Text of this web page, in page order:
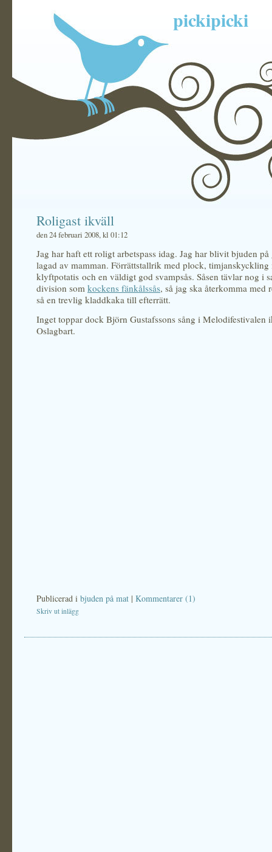
pickipicki
Roligast ikväll
den 24 februari 2008, kl 01:12
Jag har haft ett roligt arbetspass idag. Jag har blivit bjuden på
lagad av mamman. Förrättstallrik med plock, timjanskyckling
klyftpotatis och en väldigt god svampsås. Såsen tävlar nog i
division som kockens fänkålssås, så jag ska återkomma med
så en trevlig kladdkaka till efterrätt.
Inget toppar dock Björn Gustafssons sång i Melodifestivalen
Oslagbart.
Publicerad i bjuden på mat | Kommentarer (1)
Skriv ut inlägg